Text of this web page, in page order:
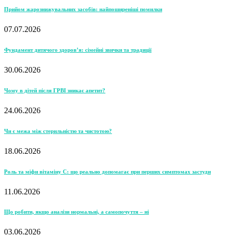
Прийом жарознижувальних засобів: найпоширеніші помилки
07.07.2026
Фундамент дитячого здоров’я: сімейні звички та традиції
30.06.2026
Чому в дітей після ГРВІ зникає апетит?
24.06.2026
Чи є межа між стерильністю та чистотою?
18.06.2026
Роль та міфи вітаміну С: що реально допомагає при перших симптомах застуди
11.06.2026
Що робити, якщо аналізи нормальні, а самопочуття – ні
03.06.2026